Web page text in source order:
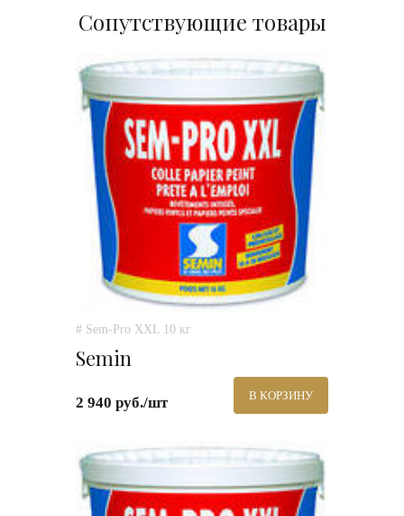
Сопутствующие товары
# Sem-Pro XXL 10 кг
Semin
2 940 руб./шт В КОРЗИНУ